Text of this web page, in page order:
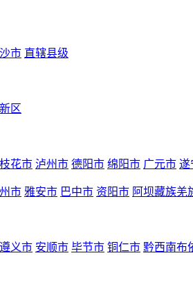
市 直辖县级
区
花市 泸州市 德阳市 绵阳市 广元市 遂
市 雅安市 巴中市 资阳市 阿坝藏族羌
遵义市 安顺市 毕节市 铜仁市 黔西南布